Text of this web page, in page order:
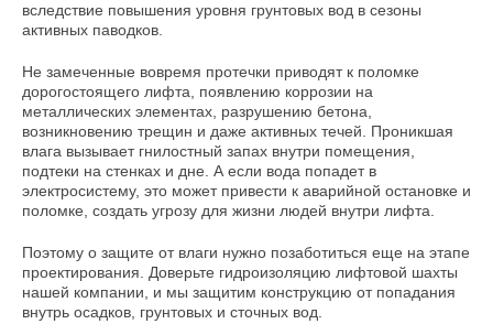
вследствие повышения уровня грунтовых вод в сезоны
активных паводков.
Не замеченные вовремя протечки приводят к поломке
дорогостоящего лифта, появлению коррозии на
металлических элементах, разрушению бетона,
возникновению трещин и даже активных течей. Проникшая
влага вызывает гнилостный запах внутри помещения,
подтеки на стенках и дне. А если вода попадет в
электросистему, это может привести к аварийной остановке и
поломке, создать угрозу для жизни людей внутри лифта.
Поэтому о защите от влаги нужно позаботиться еще на этапе
проектирования. Доверьте гидроизоляцию лифтовой шахты
нашей компании, и мы защитим конструкцию от попадания
внутрь осадков, грунтовых и сточных вод.